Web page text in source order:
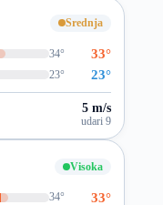
Srednja
34° 33°
23° 23°
5 m/s
udari 9
Visoka
34° 33°